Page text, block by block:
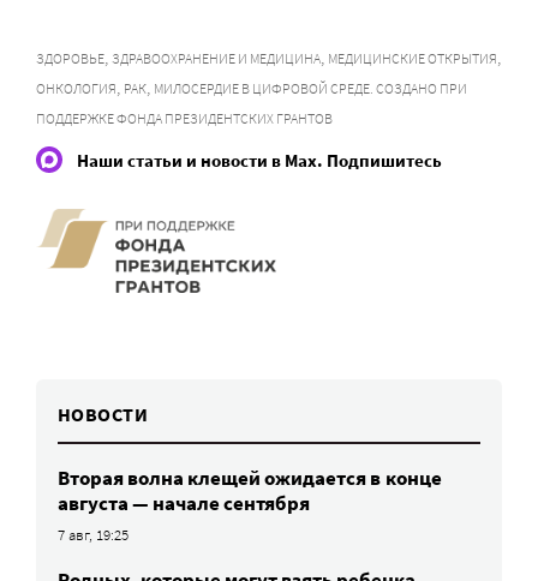
ЗДОРОВЬЕ, ЗДРАВООХРАНЕНИЕ И МЕДИЦИНА, МЕДИЦИНСКИЕ ОТКРЫТИЯ,
ОНКОЛОГИЯ, РАК, МИЛОСЕРДИЕ В ЦИФРОВОЙ СРЕДЕ. СОЗДАНО ПРИ
ПОДДЕРЖКЕ ФОНДА ПРЕЗИДЕНТСКИХ ГРАНТОВ
Наши статьи и новости в Max. Подпишитесь
НОВОСТИ
Вторая волна клещей ожидается в конце
августа — начале сентября
7 авг, 19:25